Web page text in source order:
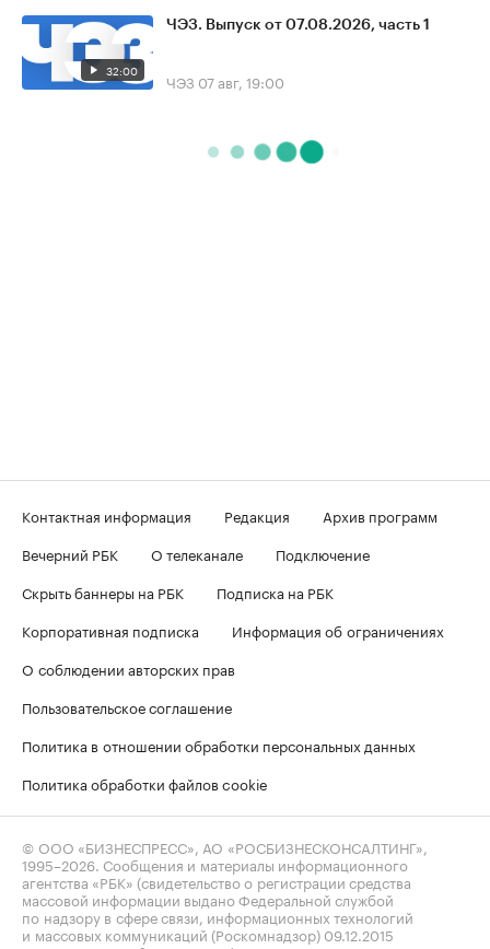
32:00
ЧЭЗ. Выпуск от 07.08.2026, часть 1
ЧЭЗ 07 авг, 19:00
Контактная информация Редакция
Архив программ
Вечерний РБК
О телеканале
Подключение
Скрыть баннеры на РБК
Подписка на РБК
Корпоративная подписка
Информация об ограничениях
О соблюдении авторских прав
Пользовательское соглашение
Политика в отношении обработки персональных данных
Политика обработки файлов cookie
© ООО «БИЗНЕСПРЕСС», АО «РОСБИЗНЕСКОНСАЛТИНГ»,
1995–2026 . Сообщения и материалы информационного
агентства «РБК» (свидетельство о регистрации средства
массовой информации выдано Федеральной службой
по надзору в сфере связи, информационных технологий
и массовых коммуникаций (Роскомнадзор) 09.12.2015